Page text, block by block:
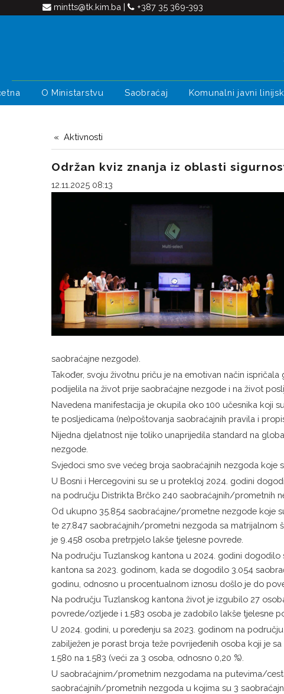
mintts@tk.kim.ba | +387 35 369-393
O Ministarstvu Saobraćaj Komunalni javni
Aktivnosti
Održan kviz znanja iz oblasti
12.11.2025 08:13
saobraćajne nezgode).
Također, svoju životnu priču je na emotivan način
podijelila na život prije saobraćajne nezgode i na život
Navedena manifestacija je okupila oko 100 učesnika koji
te posljedicama (ne)poštovanja saobraćajnih pravila i
Nijedna djelatnost nije toliko unaprijedila standard na
nezgode.
Svjedoci smo sve većeg broja saobraćajnih nezgoda koje
U Bosni i Hercegovini su se u protekloj 2024. godini
na području Distrikta Brčko 240 saobraćajnih/prometnih
Od ukupno 35.854 saobraćajne/prometne nezgode koje
te 27.847 saobraćajnih/prometni nezgoda sa
je 9.458 osoba pretrpjelo lakše tjelesne povrede.
Na području Tuzlanskog kantona u 2024. godini
kantona sa 2023. godinom, kada se dogodilo 3.054
godinu, odnosno u procentualnom iznosu došlo je do
Na području Tuzlanskog kantona život je izgubilo 27
povrede/ozljede i 1.583 osoba je zadobilo lakše tjelesne
U 2024. godini, u poređenju sa 2023. godinom na
zabilježen je porast broja teže povrijeđenih osoba koji je
1.580 na 1.583 (veći za 3 osoba, odnosno 0,20 %).
U saobraćajnim/prometnim nezgodama na putevima/
saobraćajnih/prometnih nezgoda u kojima su 3